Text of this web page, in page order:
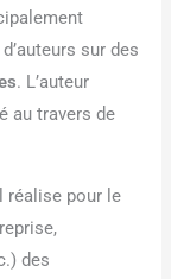
sur des
. L’auteur
au travers de
réalise pour le
des